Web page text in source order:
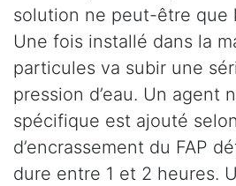
solution ne peut-être que
Une fois installé dans la
particules va subir une
pression d’eau. Un agent
spécifique est ajouté
d’encrassement du FAP
dure entre 1 et 2 heures.